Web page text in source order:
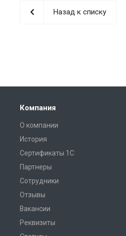
Назад к списку
Компания
О компании
История
Сертификаты 1С
Партнеры
Сотрудники
Отзывы
Вакансии
Реквизиты